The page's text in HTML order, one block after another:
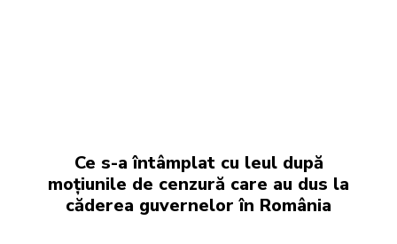
Ce s-a întâmplat cu leul după
moțiunile de cenzură care au dus la
căderea guvernelor în România